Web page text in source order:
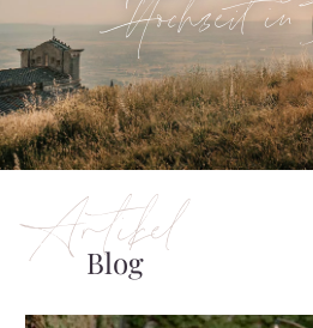
Hochzeit
Artikel
Blog